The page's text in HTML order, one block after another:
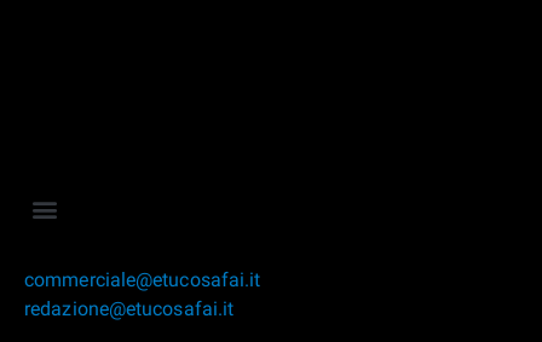
commerciale@etucosafai.it
redazione@etucosafai.it